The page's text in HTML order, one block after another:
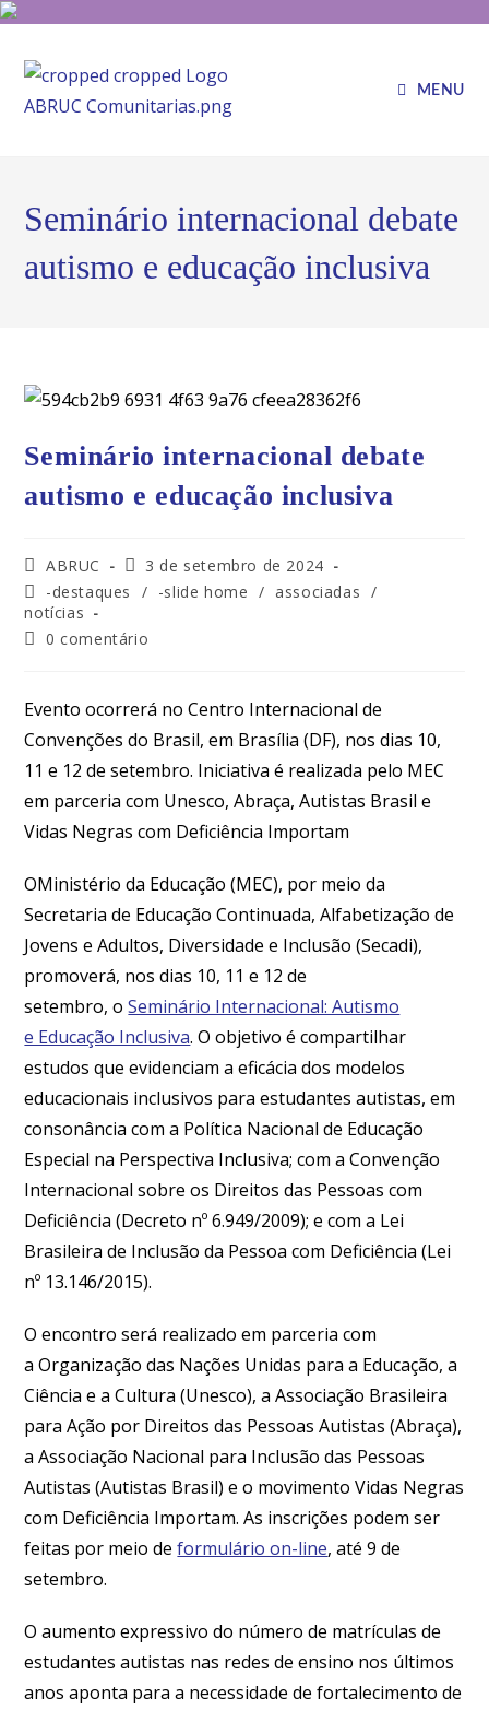
MENU
Seminário internacional debate
autismo e educação inclusiva
Seminário internacional debate
autismo e educação inclusiva
ABRUC
3 de setembro de 2024
-destaques
/ -slide home / associadas /
notícias
0 comentário
Evento ocorrerá no Centro Internacional de
Convenções do Brasil, em Brasília (DF), nos dias 10,
11 e 12 de setembro. Iniciativa é realizada pelo MEC
em parceria com Unesco, Abraça, Autistas Brasil e
Vidas Negras com Deficiência Importam
OMinistério da Educação (MEC), por meio da
Secretaria de Educação Continuada, Alfabetização de
Jovens e Adultos, Diversidade e Inclusão (Secadi),
promoverá, nos dias 10, 11 e 12 de
setembro, oSeminário Internacional: Autismo
e Educação Inclusiva. O objetivo é compartilhar
estudos que evidenciam a eficácia dos modelos
educacionais inclusivos para estudantes autistas, em
consonância com a Política Nacional de Educação
Especial na Perspectiva Inclusiva; com a Convenção
Internacional sobre os Direitos das Pessoas com
Deficiência (Decreto nº 6.949/2009); e com a Lei
Brasileira de Inclusão da Pessoa com Deficiência (Lei
nº 13.146/2015).
O encontro será realizado em parceria com
a Organização das Nações Unidas para a Educação, a
Ciência e a Cultura (Unesco), a Associação Brasileira
para Ação por Direitos das Pessoas Autistas (Abraça),
a Associação Nacional para Inclusão das Pessoas
Autistas (Autistas Brasil) e o movimento Vidas Negras
com Deficiência Importam. As inscrições podem ser
feitas por meio deformulário on-line, até 9 de
setembro.
O aumento expressivo do número de matrículas de
estudantes autistas nas redes de ensino nos últimos
anos aponta para a necessidade de fortalecimento de